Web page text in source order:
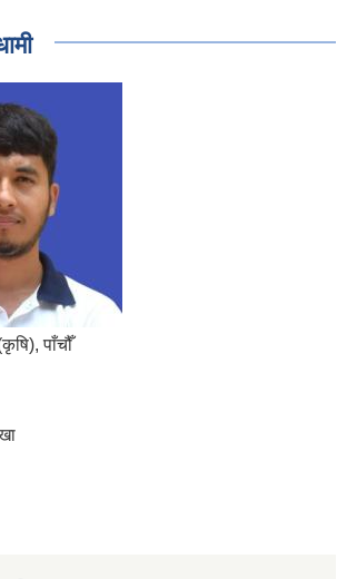
पाँचौँ